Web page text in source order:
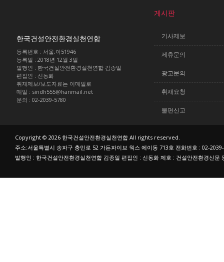
한국건설안전환경실천연합
등록번호 : 서울,아51946
등록일 : 2018년 12월 3일
발행인 : 한국건설안전환경실천연합 김종일
편집인 : 신동화
취재제보/보도자료는 이매일로
매일 : sindh555@hanmail.net
문의 : 02-2039-5780
게시판
기사제보
제휴문의
광고문의
취재요청
불편신고
Copyright © 2026 한국건설안전환경실천연합 All rights reserved.
주소:서울특별시 송파구 충민로 52 가든파이브 웍스 에이동 713호 전화번호 : 02-
발행인 : 한국건설안전환경실천연합 김종일 편집인 : 신동화 제호 : 건설안전환경신문